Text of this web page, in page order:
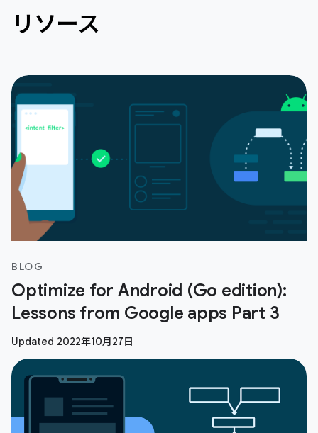
リソース
BLOG
Optimize for Android (Go edition):
Lessons from Google apps Part 3
Updated 2022年10月27日